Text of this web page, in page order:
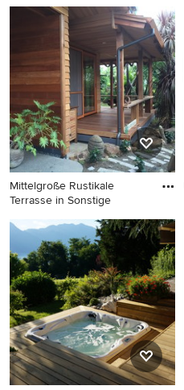
Große Urige Dachterrasse in
Mittelgroße Rustikale
Terrasse in Sonstige
Mittelgroße Rustikale
Terrasse in Sonstige